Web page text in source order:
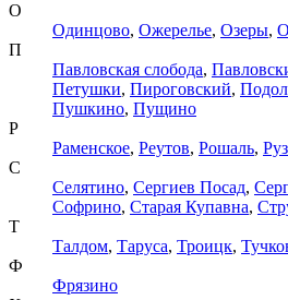
О
Одинцово, Ожерелье, Озеры,
П
Павловская слобода,
Петушки, Пироговский,
Пушкино, Пущино
Р
Раменское, Реутов, Рошаль,
С
Селятино, Сергиев Посад,
Софрино, Старая Купавна,
Т
Талдом, Таруса, Троицк,
Ф
Фрязино